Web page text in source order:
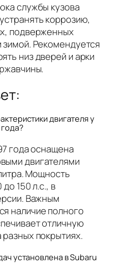
службы кузова
коррозию,
подверженных
Рекомендуется
низ дверей и арки
двигателя у
года оснащена
двигателями
Мощность
150 л.с., в
Важным
наличие полного
отличную
покрытиях.
установлена в Subaru